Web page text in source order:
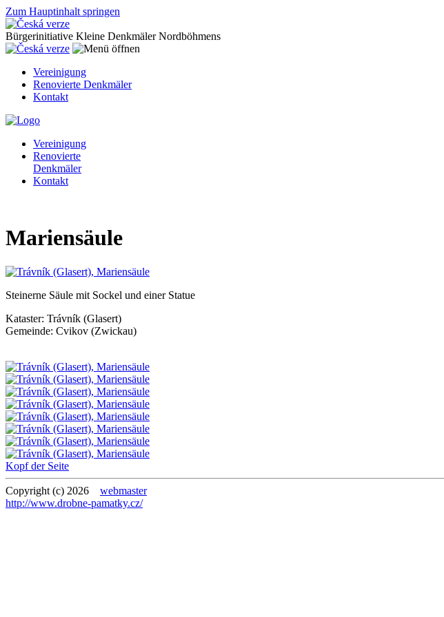
Zum Hauptinhalt springen
Bürgerinitiative Kleine Denkmäler Nordböhmens
Vereinigung
Renovierte Denkmäler
Kontakt
Vereinigung
Renovierte
Denkmäler
Kontakt
Mariensäule
Steinerne Säule mit Sockel und einer Statue
Kataster: Trávník (Glasert)
Gemeinde: Cvikov (Zwickau)
Kopf der Seite
Copyright (c) 2026 webmaster
http://www.drobne-pamatky.cz/